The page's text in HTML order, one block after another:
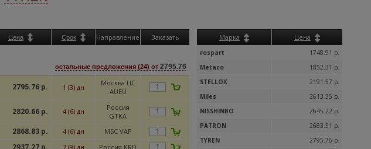
Цена Срок Направление Заказать
остальные предложения (24) от 2795.76
2795.76 р. 1 (3) дн
Москва ЦС
AUEU
2820.66 р. 4 (6) дн
Россия
GTKA
2868.83 р. 4 (6) дн MSC VAP
2937.27 р. 7 (9) дн Россия KRD
Марка Цена
rospart
1748.91 р.
Metaco
1852.31 р.
STELLOX
2191.57 р.
Miles
2613.35 р.
NISSHINBO
2645.22 р.
PATRON
2683.51 р.
TYREN
2795.76 р.